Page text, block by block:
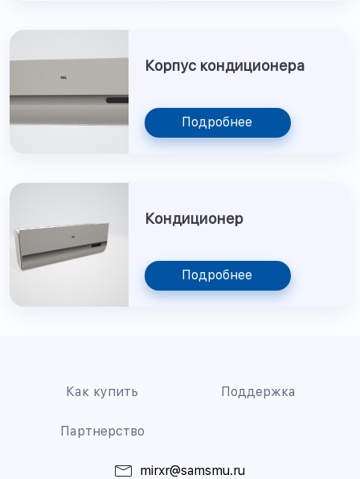
Корпус кондиционера
Подробнее
Кондиционер
Подробнее
Как купить Поддержка
Партнерство
mirxr@samsmu.ru